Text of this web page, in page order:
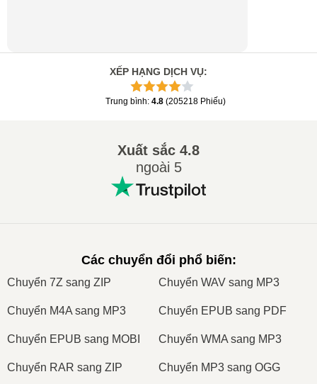
XẾP HẠNG DỊCH VỤ:
Trung bình: 4.8 (205218 Phiếu)
Xuất sắc 4.8
ngoài 5
Các chuyển đổi phổ biến:
Сhuyển 7Z sang ZIP Сhuyển WAV sang MP3
Сhuyển M4A sang MP3 Сhuyển EPUB sang PDF
Сhuyển EPUB sang MOBI Сhuyển WMA sang MP3
Сhuyển RAR sang ZIP Сhuyển MP3 sang OGG